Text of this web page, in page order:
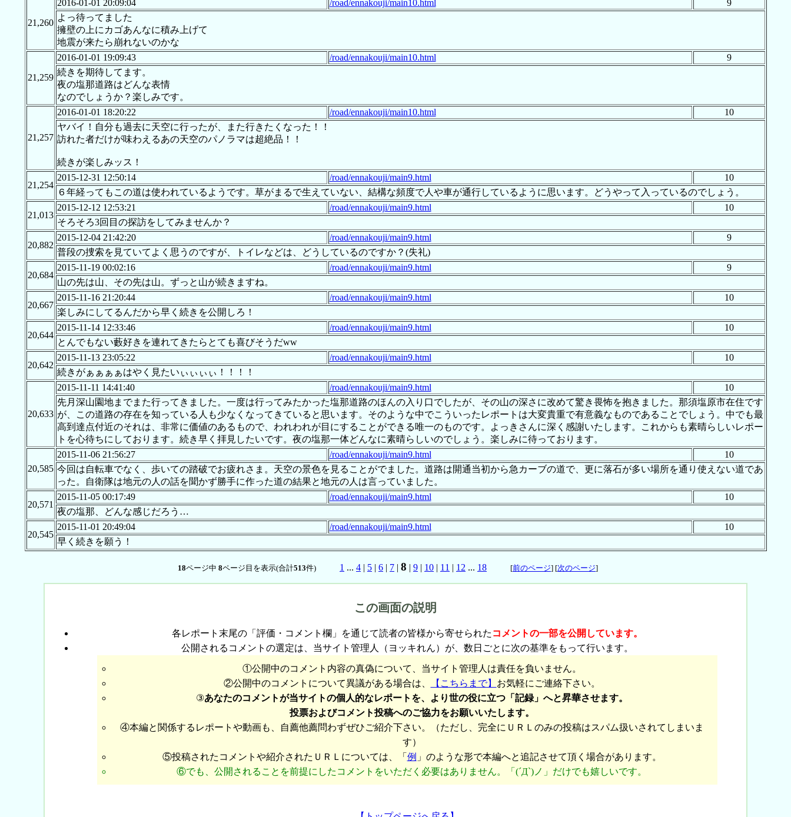
21,260
2016-01-01 20:09:04 /road/ennakouji/main10.html
9
よっ待ってました
擁壁の上にカゴあんなに積み上げて
地震が来たら崩れないのかな
21,259
2016-01-01 19:09:43 /road/ennakouji/main10.html
9
続きを期待してます。
夜の塩那道路はどんな表情
なのでしょうか？楽しみです。
21,257
2016-01-01 18:20:22 /road/ennakouji/main10.html
10
ヤバイ！自分も過去に天空に行ったが、また行きたくなった！！
訪れた者だけが味わえるあの天空のパノラマは超絶品！！
続きが楽しみッス！
21,254
2015-12-31 12:50:14 /road/ennakouji/main9.html
10
６年経ってもこの道は使われているようです。草がまるで生えていない、結構な頻度で人や車が通行しているように思います。どうやって入っているのでしょう。
21,013
2015-12-12 12:53:21 /road/ennakouji/main9.html
10
そろそろ3回目の探訪をしてみませんか？
20,882
2015-12-04 21:42:20 /road/ennakouji/main9.html
9
普段の捜索を見ていてよく思うのですが、トイレなどは、どうしているのですか？(失礼)
20,684
2015-11-19 00:02:16 /road/ennakouji/main9.html
9
山の先は山、その先は山。ずっと山が続きますね。
20,667
2015-11-16 21:20:44 /road/ennakouji/main9.html
10
楽しみにしてるんだから早く続きを公開しろ！
20,644
2015-11-14 12:33:46 /road/ennakouji/main9.html
10
とんでもない藪好きを連れてきたらとても喜びそうだww
20,642
2015-11-13 23:05:22 /road/ennakouji/main9.html
10
続きがぁぁぁぁはやく見たいぃぃぃぃ！！！！
20,633
2015-11-11 14:41:40 /road/ennakouji/main9.html
10
先月深山園地までまた行ってきました。一度は行ってみたかった塩那道路のほんの入り口でしたが、その山の深さに改めて驚き畏怖を抱きました。那須塩原市在住です
が、この道路の存在を知っている人も少なくなってきていると思います。そのような中でこういったレポートは大変貴重で有意義なものであることでしょう。中でも最
高到達点付近のそれは、非常に価値のあるもので、われわれが目にすることができる唯一のものです。よっきさんに深く感謝いたします。これからも素晴らしいレポー
トを心待ちにしております。続き早く拝見したいです。夜の塩那一体どんなに素晴らしいのでしょう。楽しみに待っております。
20,585
2015-11-06 21:56:27 /road/ennakouji/main9.html
10
今回は自転車でなく、歩いての踏破でお疲れさま。天空の景色を見ることがでました。道路は開通当初から急カーブの道で、更に落石が多い場所を通り使えない道であ
った。自衛隊は地元の人の話を聞かず勝手に作った道の結果と地元の人は言っていました。
20,571
2015-11-05 00:17:49 /road/ennakouji/main9.html
10
夜の塩那、どんな感じだろう…
20,545
2015-11-01 20:49:04 /road/ennakouji/main9.html
10
早く続きを願う！
18ページ中 8ページ目を表示(合計513件) 1 ... 4 | 5 | 6 | 7 | 8 | 9 | 10 | 11 | 12 ... 18 [前のページ] [次のページ]
この画面の説明
各レポート末尾の「評価・コメント欄」を通じて読者の皆様から寄せられた コメントの一部を公開しています。
公開されるコメントの選定は、当サイト管理人（ヨッキれん）が、数日ごとに次の基準をもって行います。
①公開中のコメント内容の真偽について、当サイト管理人は責任を負いません。
②公開中のコメントについて異議がある場合は、
【こちらまで】 お気軽にご連絡下さい。
③あなたのコメントが当サイトの個人的なレポートを、より世の役に立つ「記録」へと昇華させます。
投票およびコメント投稿へのご協力をお願いいたします。
④本編と関係するレポートや動画も、自薦他薦問わずぜひご紹介下さい。（ただし、完全にＵＲＬのみの投稿はスパム扱いされてしまいま
す）
⑤投稿されたコメントや紹介されたＵＲＬについては、「 例 」のような形で本編へと追記させて頂く場合があります。
⑥でも、公開されることを前提にしたコメントをいただく必要はありません。「(´Д`)ノ」だけでも嬉しいです。